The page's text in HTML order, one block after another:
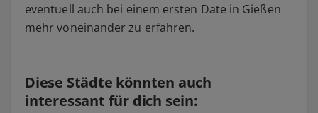
eventuell auch bei einem ersten Date in Gießen
mehr voneinander zu erfahren.
Diese Städte könnten auch
interessant für dich sein: